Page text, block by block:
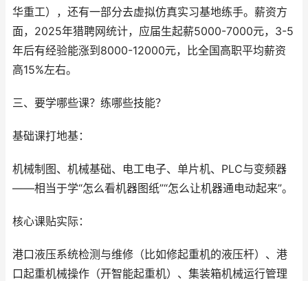
华重工），还有一部分去虚拟仿真实习基地练手。薪资方
面，2025年猎聘网统计，应届生起薪5000-7000元，3-5
年后有经验能涨到8000-12000元，比全国高职平均薪资
高15%左右。
三、要学哪些课？练哪些技能？
基础课打地基：
机械制图、机械基础、电工电子、单片机、PLC与变频器
——相当于学“怎么看机器图纸”“怎么让机器通电动起来”。
核心课贴实际：
港口液压系统检测与维修（比如修起重机的液压杆）、港
口起重机械操作（开智能起重机）、集装箱机械运行管理